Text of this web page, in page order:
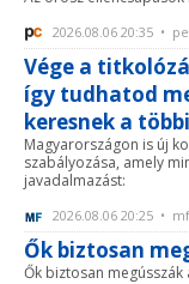
2026.08.06 20:35 •
Vége a
így tudhatod
keresnek a
Magyarországon is új
szabályozása, amely
javadalmazást:
2026.08.06 20:25 •
Ők biztosan
Ők biztosan